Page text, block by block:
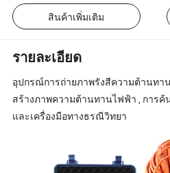
สินค้าเพิ่มเติม
รายละเอียด
อุปกรณ์การถ่ายภาพรังสีความต้านทา
สร้างภาพความต้านทานไฟฟ้า , การ
และเครื่องมือทางธรณีวิทยา